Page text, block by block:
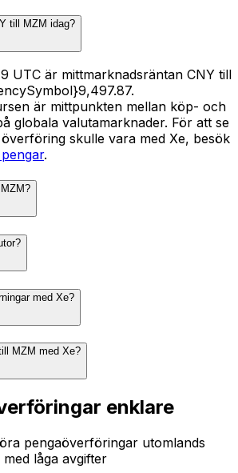
till MZM idag?
UTC är mittmarknadsräntan CNY till
är mittpunkten mellan köp- och
globala valutamarknader. För att se
skulle vara med Xe, besök
.
med Xe?
MZM med Xe?
enklare
pengaöverföringar utomlands
låga avgifter